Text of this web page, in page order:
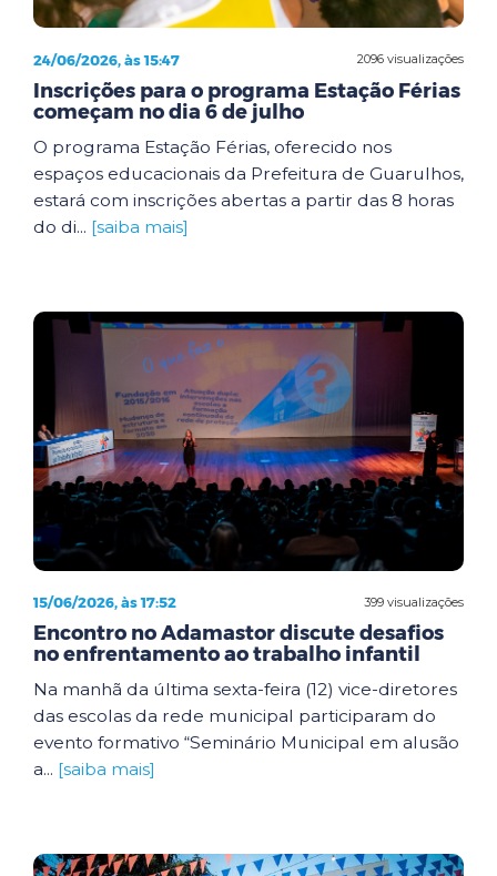
2096 visualizações
24/06/2026, às 15:47
Inscrições para o programa Estação Férias
começam no dia 6 de julho
O programa Estação Férias, oferecido nos
espaços educacionais da Prefeitura de Guarulhos,
estará com inscrições abertas a partir das 8 horas
do di... [saiba mais]
399 visualizações
15/06/2026, às 17:52
Encontro no Adamastor discute desafios
no enfrentamento ao trabalho infantil
Na manhã da última sexta-feira (12) vice-diretores
das escolas da rede municipal participaram do
evento formativo “Seminário Municipal em alusão
a... [saiba mais]